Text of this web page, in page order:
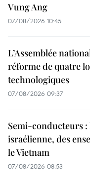
Vung Ang
07/08/2026 10:45
L’Assemblée
réforme de quatre
technologiques
07/08/2026 09:37
Semi-conducteurs :
israélienne, des
le Vietnam
07/08/2026 08:53